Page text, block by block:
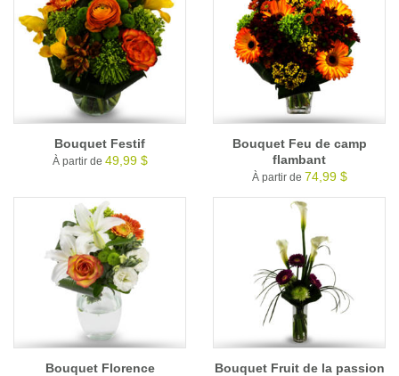
Bouquet Festif
À partir de 49,99 $
Bouquet Feu de camp
flambant
À partir de 74,99 $
Bouquet Florence Bouquet Fruit de la passion